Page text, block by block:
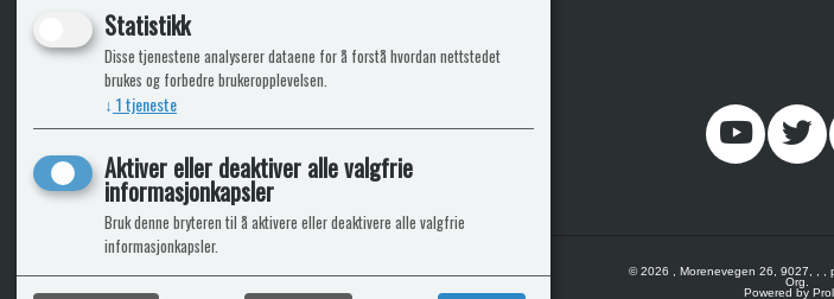
© 2026 , Morenevegen 26, 9027, , ,
Org.
Powered by
Statistikk
Disse tjenestene analyserer dataene for å forstå hvordan nettstedet
brukes og forbedre brukeropplevelsen.
↓ 1tjeneste
Aktiver eller deaktiver alle valgfrie
informasjonkapsler
Bruk denne bryteren til å aktivere eller deaktivere alle valgfrie
informasjonkapsler.